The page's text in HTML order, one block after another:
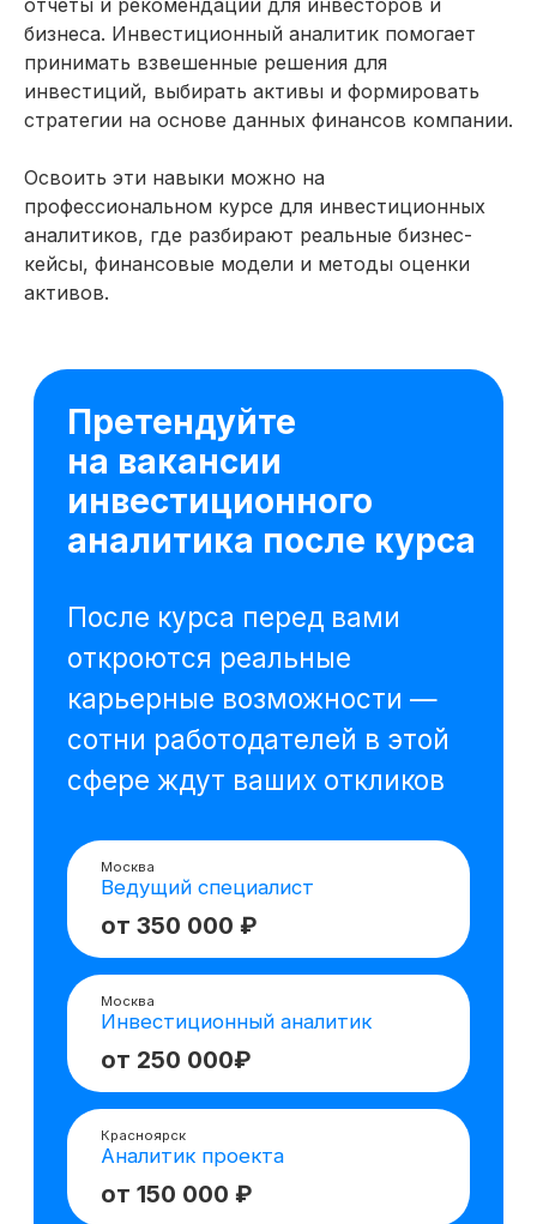
отчеты и рекомендации для инвесторов и
бизнеса. Инвестиционный аналитик помогает
принимать взвешенные решения для
инвестиций, выбирать активы и формировать
стратегии на основе данных финансов компании.
Освоить эти навыки можно на
профессиональном курсе для инвестиционных
аналитиков, где разбирают реальные бизнес-
кейсы, финансовые модели и методы оценки
активов.
откроются реальные
карьерные возможности —
сотни работодателей в этой
сфере ждут ваших откликов
Ведущий специалист
от 350 000 ₽
Инвестиционный аналитик
от 250 000₽
Москва
Аналитик проекта